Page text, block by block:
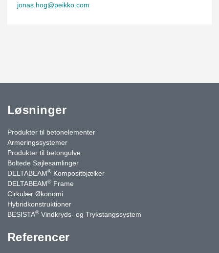
jonas.hog@peikko.com
Løsninger
Produkter til betonelementer
Armeringssystemer
Produkter til betongulve
Boltede Søjlesamlinger
DELTABEAM® Kompositbjælker
DELTABEAM® Frame
Cirkulær Økonomi
Hybridkonstruktioner
BESISTA® Vindkryds- og Trykstangssystem
Referencer